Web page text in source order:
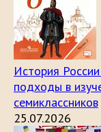
История
подходы в
семиклассников
25.07.2026